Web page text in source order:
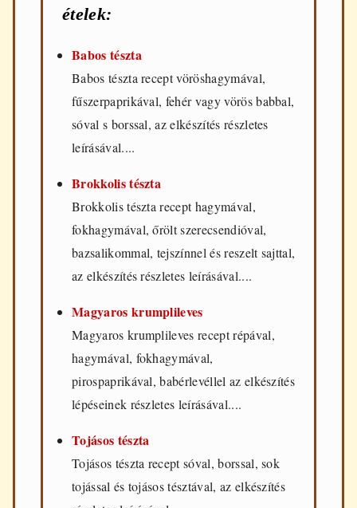
ételek:
Babos tészta
Babos tészta recept vöröshagymával,
fűszerpaprikával, fehér vagy vörös babbal,
sóval s borssal, az elkészítés részletes
leírásával....
Brokkolis tészta
Brokkolis tészta recept hagymával,
fokhagymával, őrölt szerecsendióval,
bazsalikommal, tejszínnel és reszelt sajttal,
az elkészítés részletes leírásával....
Magyaros krumplileves
Magyaros krumplileves recept répával,
hagymával, fokhagymával,
pirospaprikával, babérlevéllel az elkészítés
lépéseinek részletes leírásával....
Tojásos tészta
Tojásos tészta recept sóval, borssal, sok
tojással és tojásos tésztával, az elkészítés